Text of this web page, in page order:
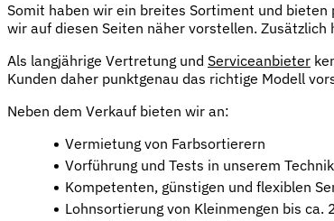
Somit haben wir ein breites Sortiment und
wir auf diesen Seiten näher vorstellen.
Als langjährige Vertretung und Serviceanbieter
Kunden daher punktgenau das richtige Modell
Neben dem Verkauf bieten wir an:
Vermietung von Farbsortierern
Vorführung und Tests in unserem
Kompetenten, günstigen und flexiblen
Lohnsortierung von Kleinmengen bis ca.